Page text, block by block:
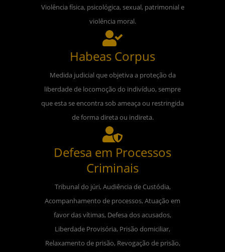
Violência física, psicológica, sexual, patrimonial e
violência moral.
Habeas Corpus
Medida judicial que objetiva a proteção da
liberdade de locomoção do indivíduo, sempre
que esta se encontra sob ameaça ou restringida
de forma direta ou indireta.
Defesa em Processos
Criminais
Tribunal do júri, Audiência de Custódia,
Acompanhamento de processos, Atuação em
favor das vítimas, Defesa dos acusados,
Liberdade Provisória, Prisão domiciliar,
Relaxamento de prisão, Revogação de prisão,